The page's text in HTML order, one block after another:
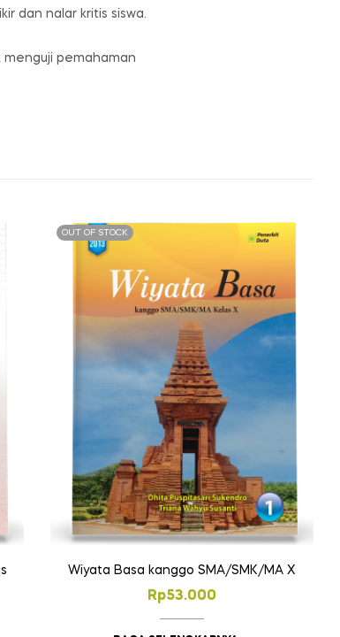
dan nalar kritis siswa.
menguji pemahaman
OUT OF STOCK
Wiyata Basa kanggo SMA/SMK/MA X
Rp53.000